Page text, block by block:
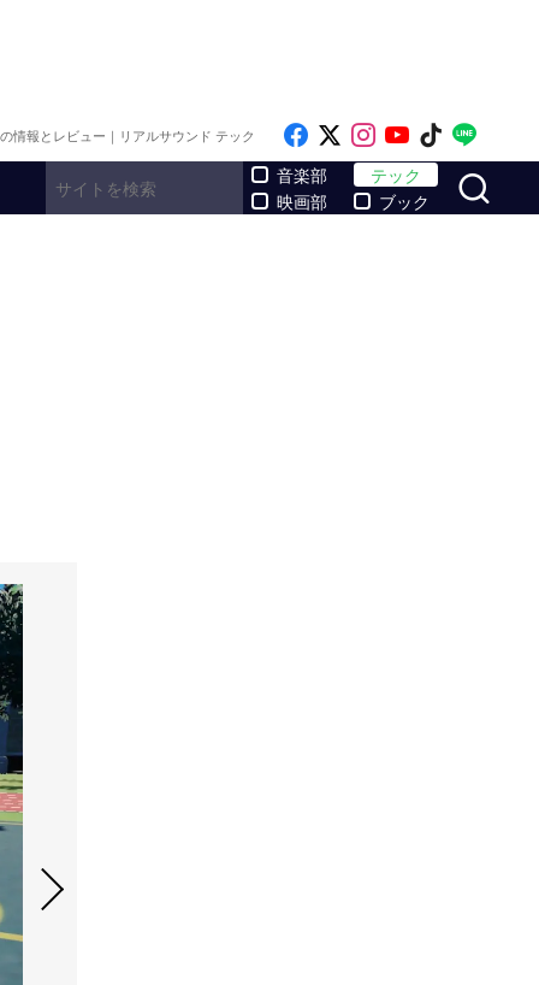
情報とレビュー｜リアルサウンド テック Like on Facebook
Follow on x
Follow on
Follow on
Follow
音楽部
映画部
テック
ブック